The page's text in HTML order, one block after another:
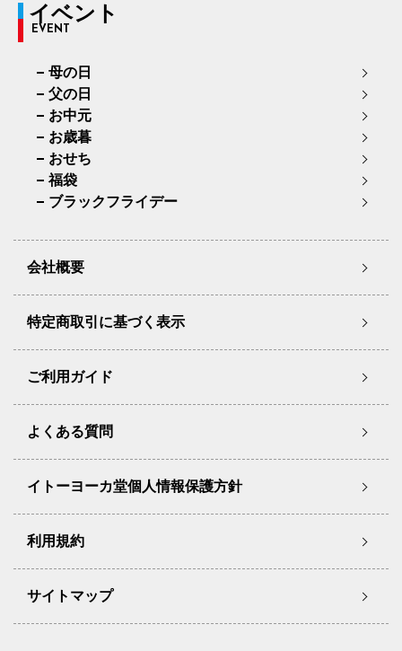
イベント
EVENT
母の日
父の日
お中元
お歳暮
おせち
福袋
ブラックフライデー
会社概要
特定商取引に基づく表示
ご利用ガイド
よくある質問
イトーヨーカ堂個人情報保護方針
利用規約
サイトマップ